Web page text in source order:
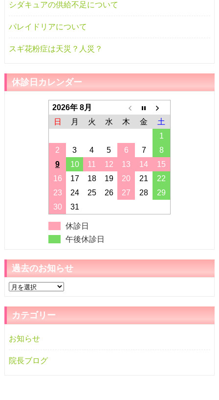
シダキュアの供給不足について
パレイドリアについて
スギ花粉症は天災？人災？
休診日カレンダー
2026年 8月
日
月 火 水 木 金
土
1
2
3 4 5 6 7
8
9
10 11 12 13 14
15
16
17 18 19 20 21
22
23
24 25 26 27 28
29
30
31
休診日
午後休診日
過去のお知らせ
過
の
お
ら
せ
カテゴリー
お知らせ
院長ブログ